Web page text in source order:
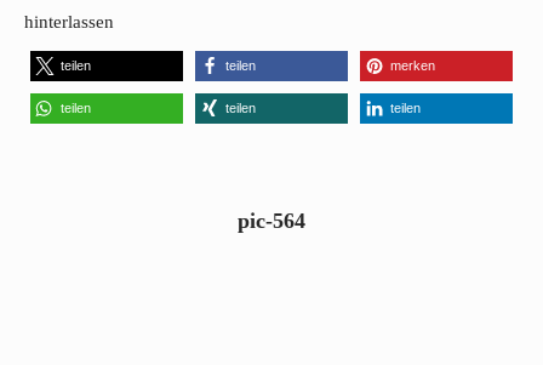
hinterlassen
teilen teilen merken
teilen teilen teilen
pic-564